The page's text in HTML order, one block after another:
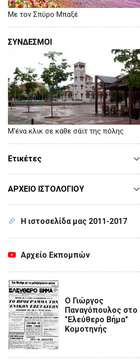
Με τον Σπύρο Μπαξέ
ΣΥΝΔΕΣΜΟΙ
Μ'ένα κλικ σε κάθε σάϊτ της πόλης
Ετικέτες
ΑΡΧΕΙΟ ΙΣΤΟΛΟΓΙΟΥ
Η ιστοσελίδα μας 2011-2017
Αρχείο Εκπομπών
Ο Γιώργος
Παναγόπουλος στο
"Ελεύθερο Βήμα"
Κομοτηνής